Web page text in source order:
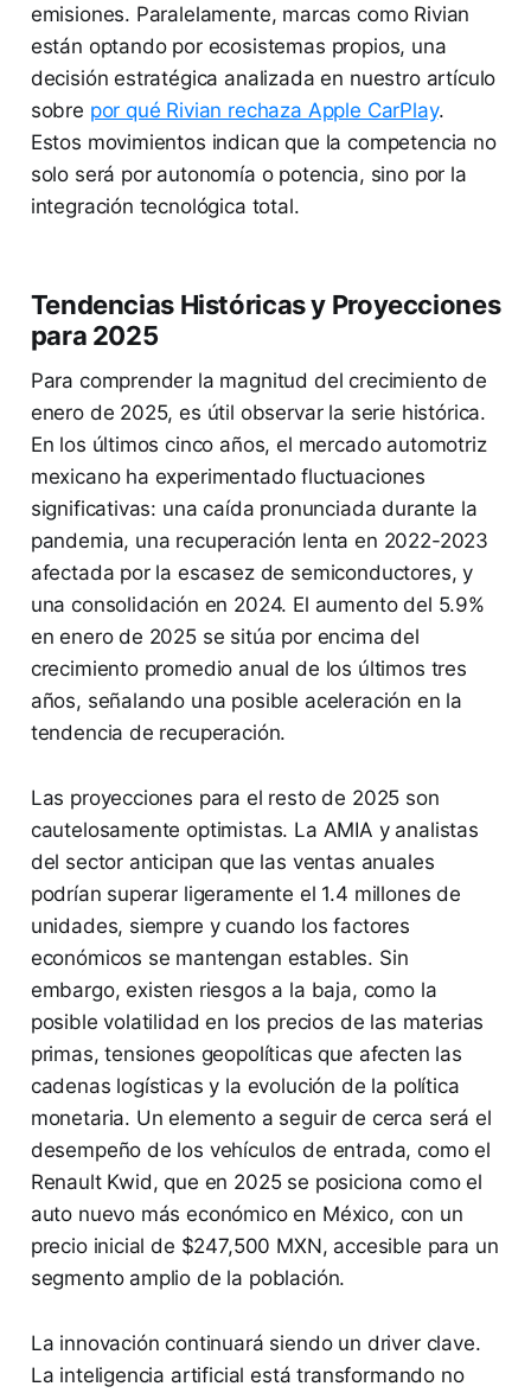
emisiones. Paralelamente, marcas como Rivian
están optando por ecosistemas propios, una
decisión estratégica analizada en nuestro artículo
sobre por qué Rivian rechaza Apple CarPlay.
Estos movimientos indican que la competencia no
solo será por autonomía o potencia, sino por la
integración tecnológica total.
Tendencias Históricas y Proyecciones
para 2025
Para comprender la magnitud del crecimiento de
enero de 2025, es útil observar la serie histórica.
En los últimos cinco años, el mercado automotriz
mexicano ha experimentado fluctuaciones
significativas: una caída pronunciada durante la
pandemia, una recuperación lenta en 2022-2023
afectada por la escasez de semiconductores, y
una consolidación en 2024. El aumento del 5.9%
en enero de 2025 se sitúa por encima del
crecimiento promedio anual de los últimos tres
años, señalando una posible aceleración en la
tendencia de recuperación.
Las proyecciones para el resto de 2025 son
cautelosamente optimistas. La AMIA y analistas
del sector anticipan que las ventas anuales
podrían superar ligeramente el 1.4 millones de
unidades, siempre y cuando los factores
económicos se mantengan estables. Sin
embargo, existen riesgos a la baja, como la
posible volatilidad en los precios de las materias
primas, tensiones geopolíticas que afecten las
cadenas logísticas y la evolución de la política
monetaria. Un elemento a seguir de cerca será el
desempeño de los vehículos de entrada, como el
Renault Kwid, que en 2025 se posiciona como el
auto nuevo más económico en México, con un
precio inicial de $247,500 MXN, accesible para un
segmento amplio de la población.
La innovación continuará siendo un driver clave.
La inteligencia artificial está transformando no